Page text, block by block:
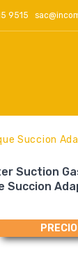
9515
Succion
Suction
Succion